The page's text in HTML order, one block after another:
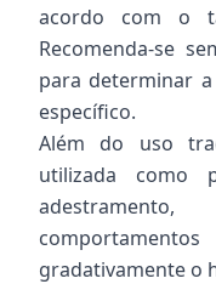
acordo com o
Recomenda-se
para determinar
específico.
Além do uso
utilizada como
gradativamente o